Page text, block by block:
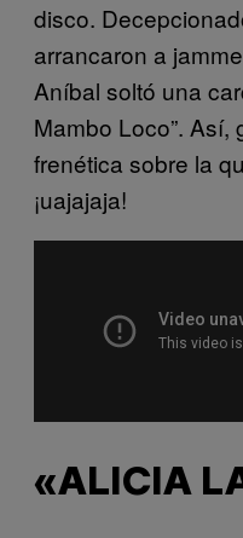
disco.
arrancaron a
Aníbal soltó una
Mambo Loco”.
frenética sobre la
¡uajajaja!
«ALICIA